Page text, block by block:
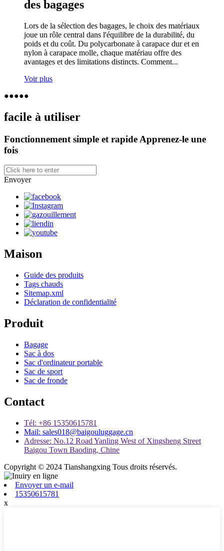
des bagages
Lors de la sélection des bagages, le choix des matériaux
joue un rôle central dans l'équilibre de la durabilité, du
poids et du coût. Du polycarbonate à carapace dur et en
nylon à carapace molle, chaque matériau offre des
avantages et des limitations distincts. Comment...
Voir plus
●●●●●
facile à utiliser
Fonctionnement simple et rapide Apprenez-le une
fois
Envoyer
Maison
Guide des produits
Tags chauds
Sitemap.xml
Déclaration de confidentialité
Produit
Bagage
Sac à dos
Sac d'ordinateur portable
Sac de sport
Sac de fronde
Contact
Tél: +86 15350615781
Mail: sales018@baigouluggage.cn
Adresse: No.12 Road Yanling West of Xingsheng Street
Baigou Town Baoding, Chine
Copyright © 2024 Tianshangxing Tous droits réservés.
Envoyer un e-mail
15350615781
x